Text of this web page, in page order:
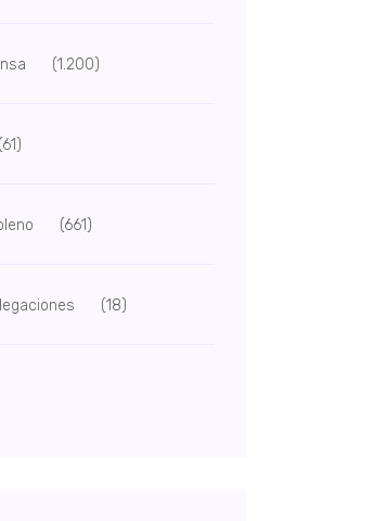
(1.200)
(61)
(661)
(18)